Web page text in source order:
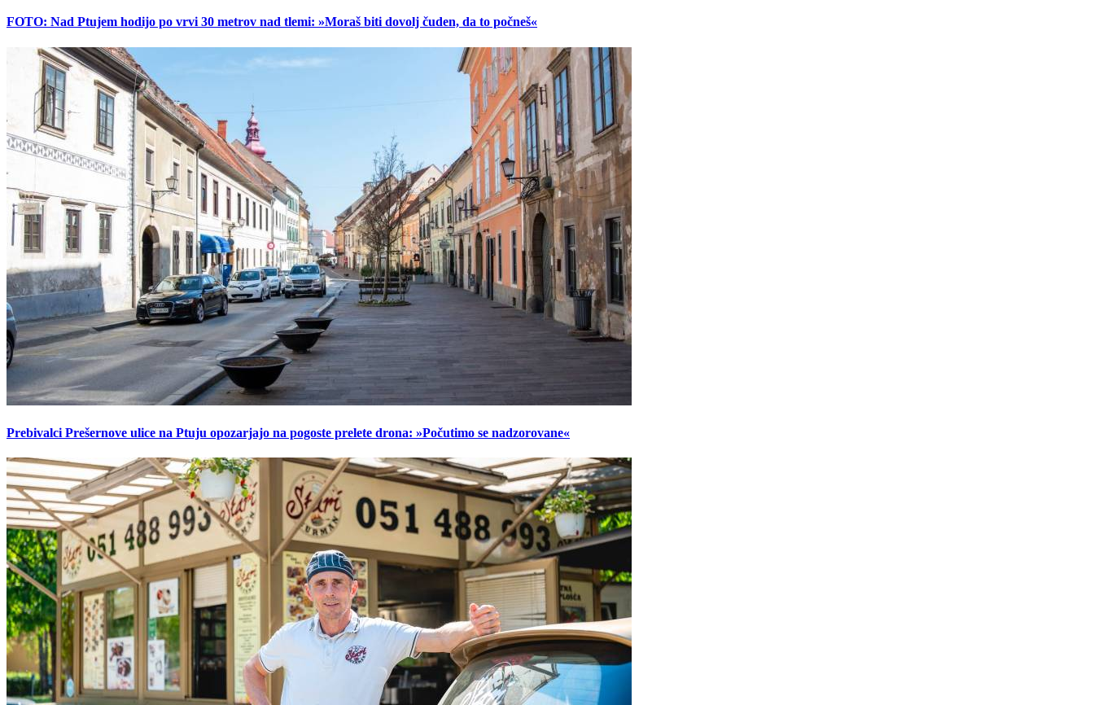
FOTO: Nad Ptujem hodijo po vrvi 30 metrov nad tlemi: »Moraš biti dovolj čuden, da to počneš«
Prebivalci Prešernove ulice na Ptuju opozarjajo na pogoste prelete drona: »Počutimo se nadzorovane«